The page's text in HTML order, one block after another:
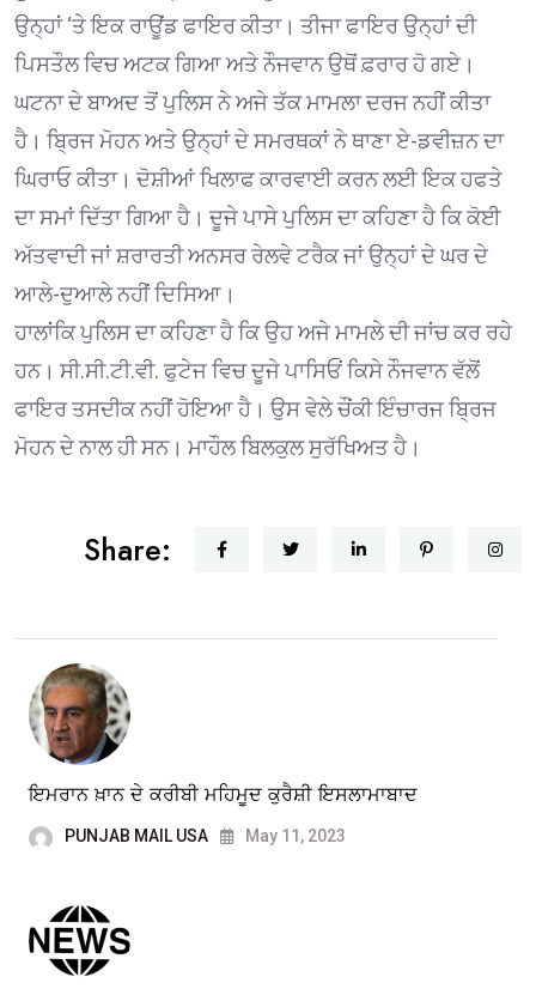
ਉਨ੍ਹਾਂ ‘ਤੇ ਇਕ ਰਾਊਂਡ ਫਾਇਰ ਕੀਤਾ। ਤੀਜਾ ਫਾਇਰ ਉਨ੍ਹਾਂ ਦੀ
ਪਿਸਤੌਲ ਵਿਚ ਅਟਕ ਗਿਆ ਅਤੇ ਨੌਜਵਾਨ ਉਥੋਂ ਫ਼ਰਾਰ ਹੋ ਗਏ।
ਘਟਨਾ ਦੇ ਬਾਅਦ ਤੋਂ ਪੁਲਿਸ ਨੇ ਅਜੇ ਤੱਕ ਮਾਮਲਾ ਦਰਜ ਨਹੀਂ ਕੀਤਾ
ਹੈ। ਬ੍ਰਿਜ ਮੋਹਨ ਅਤੇ ਉਨ੍ਹਾਂ ਦੇ ਸਮਰਥਕਾਂ ਨੇ ਥਾਣਾ ਏ-ਡਵੀਜ਼ਨ ਦਾ
ਘਿਰਾਓ ਕੀਤਾ। ਦੋਸ਼ੀਆਂ ਖਿਲਾਫ ਕਾਰਵਾਈ ਕਰਨ ਲਈ ਇਕ ਹਫਤੇ
ਦਾ ਸਮਾਂ ਦਿੱਤਾ ਗਿਆ ਹੈ। ਦੂਜੇ ਪਾਸੇ ਪੁਲਿਸ ਦਾ ਕਹਿਣਾ ਹੈ ਕਿ ਕੋਈ
ਅੱਤਵਾਦੀ ਜਾਂ ਸ਼ਰਾਰਤੀ ਅਨਸਰ ਰੇਲਵੇ ਟਰੈਕ ਜਾਂ ਉਨ੍ਹਾਂ ਦੇ ਘਰ ਦੇ
ਆਲੇ-ਦੁਆਲੇ ਨਹੀਂ ਦਿਸਿਆ।
ਹਾਲਾਂਕਿ ਪੁਲਿਸ ਦਾ ਕਹਿਣਾ ਹੈ ਕਿ ਉਹ ਅਜੇ ਮਾਮਲੇ ਦੀ ਜਾਂਚ ਕਰ ਰਹੇ
ਹਨ। ਸੀ.ਸੀ.ਟੀ.ਵੀ. ਫੁਟੇਜ ਵਿਚ ਦੂਜੇ ਪਾਸਿਓਂ ਕਿਸੇ ਨੌਜਵਾਨ ਵੱਲੋਂ
ਫਾਇਰ ਤਸਦੀਕ ਨਹੀਂ ਹੋਇਆ ਹੈ। ਉਸ ਵੇਲੇ ਚੌਂਕੀ ਇੰਚਾਰਜ ਬ੍ਰਿਜ
ਮੋਹਨ ਦੇ ਨਾਲ ਹੀ ਸਨ। ਮਾਹੌਲ ਬਿਲਕੁਲ ਸੁਰੱਖਿਅਤ ਹੈ।
Share:
ਇਮਰਾਨ ਖ਼ਾਨ ਦੇ ਕਰੀਬੀ ਮਹਿਮੂਦ ਕੁਰੈਸ਼ੀ ਇਸਲਾਮਾਬਾਦ
PUNJAB MAIL USA May 11, 2023